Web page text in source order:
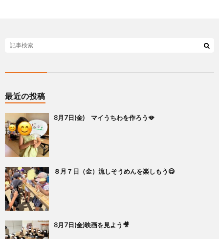
最近の投稿
8月7日(金) マイうちわを作ろう🪭
８月７日（金）流しそうめんを楽しもう😋
8月7日(金)映画を見よう🎥